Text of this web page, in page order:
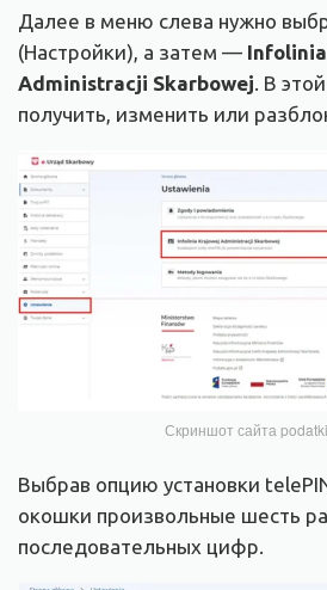
Далее в меню слева нужно
(Настройки), а затем —
Administracji Skarbowej. В
получить, изменить или
Скриншот сайта
Выбрав опцию установки
окошки произвольные шесть
последовательных цифр.